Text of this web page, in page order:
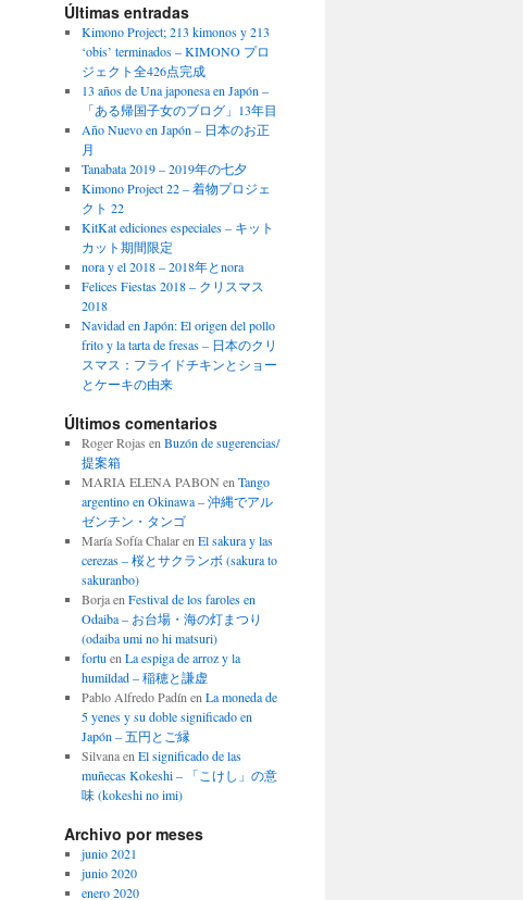
Últimas entradas
Kimono Project; 213 kimonos y 213
‘obis’ terminados – KIMONO プロ
ジェクト全426点完成
13 años de Una japonesa en Japón –
「ある帰国子女のブログ」13年目
Año Nuevo en Japón – 日本のお正
月
Tanabata 2019 – 2019年の七夕
Kimono Project 22 – 着物プロジェ
クト 22
KitKat ediciones especiales – キット
カット期間限定
nora y el 2018 – 2018年とnora
Felices Fiestas 2018 – クリスマス
2018
Navidad en Japón: El origen del pollo
frito y la tarta de fresas – 日本のクリ
スマス：フライドチキンとショー
とケーキの由来
Últimos comentarios
Roger Rojas en Buzón de sugerencias/
提案箱
MARIA ELENA PABON en Tango
argentino en Okinawa – 沖縄でアル
ゼンチン・タンゴ
María Sofía Chalaren El sakura y las
cerezas – 桜とサクランボ (sakura to
sakuranbo)
Borjaen Festival de los faroles en
Odaiba – お台場・海の灯まつり
(odaiba umi no hi matsuri)
fortu en La espiga de arroz y la
humildad – 稲穂と謙虚
Pablo Alfredo Padín en La moneda de
5 yenes y su doble significado en
Japón – 五円とご縁
Silvanaen El significado de las
muñecas Kokeshi – 「こけし」の意
味 (kokeshi no imi)
Archivo por meses
junio 2021
junio 2020
enero 2020